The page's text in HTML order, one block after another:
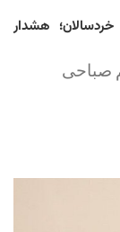
هشدار
صباحی